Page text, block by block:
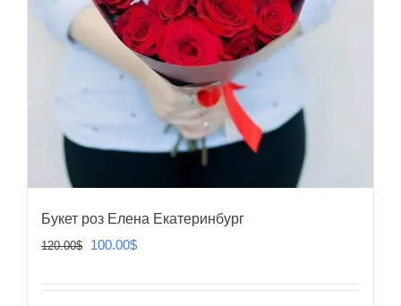
Букет роз Елена Екатеринбург
120.00$
Первоначальная
100.00$Текущая